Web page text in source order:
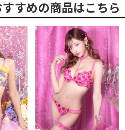
すめの商品はこちら